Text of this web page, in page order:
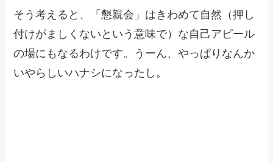
そう考えると、「懇親会」はきわめて自然（押し
付けがましくないという意味で）な自己アピール
の場にもなるわけです。うーん、やっぱりなんか
いやらしいハナシになったし。